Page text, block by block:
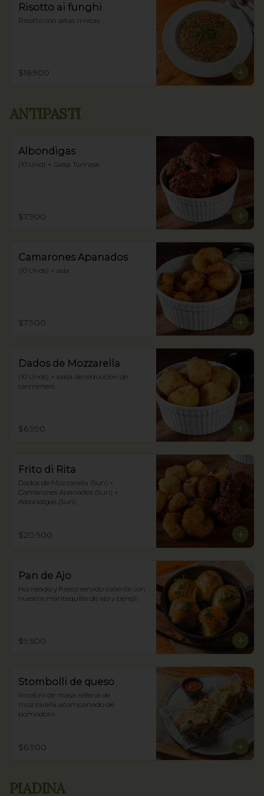
Risotto ai funghi
Risotto con setas mixtas
$16.900
ANTIPASTI
Albondigas
(10 Und) + Salsa Torinese
$7.900
Camarones Apanados
(10 Unds) + sala
$7.900
Dados de Mozzarella
(10 Unds) + salsa de reducción de
carmenere.
$6.990
Frito di Rita
Dados de Mozzarella (5un) +
Camarones Apanados (5un) +
Albondigas (5un)
$20.900
Pan de Ajo
Horneado y fresco servido caliente con
nuestra mantequilla de ajo y perejil.
$9.500
Stombolli de queso
Involtini de masa rellena de
mozzarella acompañado de
pomodoro.
$6.900
PIADINA